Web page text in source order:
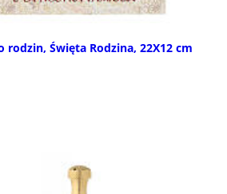
rodzin, Święta Rodzina, 22X12 cm